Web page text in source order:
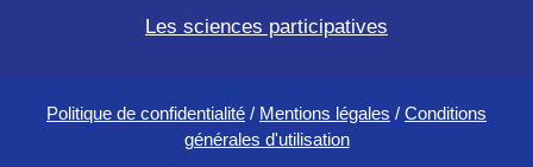
Les sciences participatives
Politique de confidentialité / Mentions légales / Conditions
générales d'utilisation